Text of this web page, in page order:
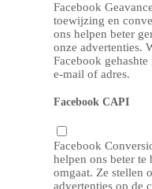
Facebook
toewijzing en
ons helpen beter
onze advertenties.
Facebook
e-mail of adres.
Facebook CAPI
Facebook
helpen ons beter te
omgaat. Ze stellen
advertenties op de